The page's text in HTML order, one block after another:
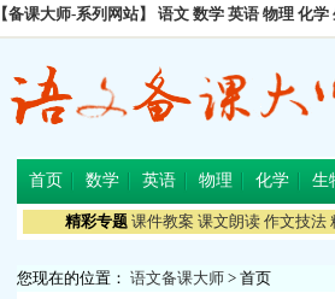
【备课大师-系列网站】 语文 数学 英语 物理 化学
首页 数学 英语 物理 化学 生
精彩专题 课件教案 课文朗读 作文技法
您现在的位置： 语文备课大师 > 首页